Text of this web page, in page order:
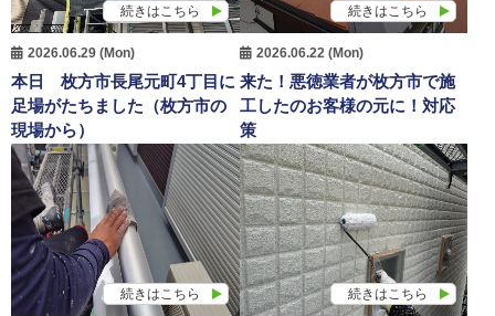
続きはこちら
2026.06.29 (Mon)
本日 枚方市長尾元町4丁目に
足場がたちました（枚方市の
現場から）
続きはこちら
2026.06.22 (Mon)
来た！悪徳業者が枚方市で施
工したのお客様の元に！対応
策
続きはこちら 続きはこちら